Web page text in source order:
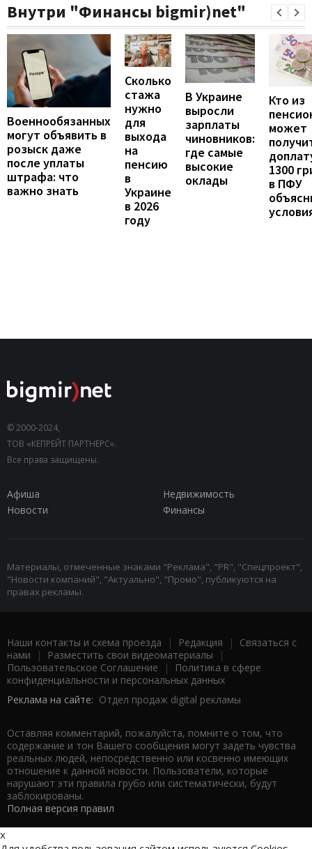
Внутри "Финансы bigmir)net"
Военнообязанных
могут объявить в
розыск даже
после уплаты
штрафа: что
важно знать
Сколько
стажа
нужно
для
выхода
на
пенсию
в
Украине
в 2026
году
В Украине
выросли
зарплаты
чиновников:
где самые
высокие
оклады
Кто из
может
1300
в ПФУ
© 2000-2024,
ТОВ «КЕПРЕЙТ ПАРТНЕРС».
Все права защищены.
Афиша
Недвижимость
Новости
Финансы
Материалы, отмеченные знаками "Реклама", "PR", "Спецпроект",
"Новости компаний", "Актуально", "Промо", публикуются на
правах рекламы.
Наши контакты и схема проезда | Редакция | Связаться с
нами | Разместить свои видеоматериалы |
Пользовательское Соглашение |
Политика в сфере
конфиденциальности и персональных данных
Реклама на сайте: Отдел продаж digital рекламы
Оставляя комментарий, пожалуйста, помните о том, что
содержание и тон Вашего сообщения могут задеть чувства
реальных людей, непосредственно или косвенно имеющих
отношение к данной новости. Пользователи, которые
нарушают эти правила грубо или систематически, будут
заблокированы.
Полная версия правил
x